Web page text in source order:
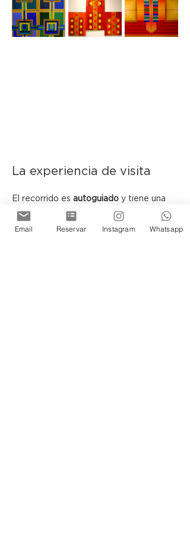
La experiencia de visita
El recorrido es autoguiado y tiene una
duración aproximada de
40 minutos
Email Reservar Instagram Whatsapp